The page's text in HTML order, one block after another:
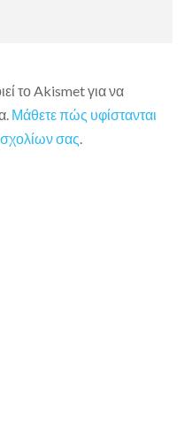
το Akismet για να
Μάθετε πώς υφίστανται
σας.